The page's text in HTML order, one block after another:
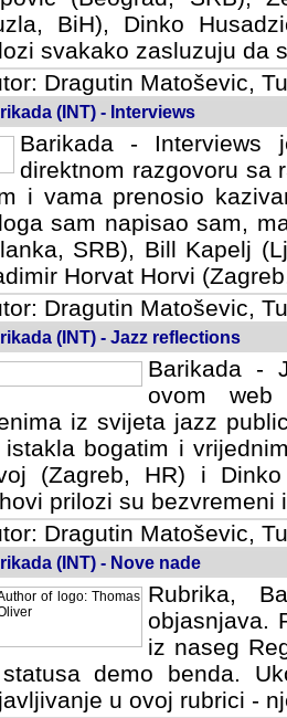
BiH), Dinko
svakako zasluzuju da
Dragutin Matoševic,
(INT) - Interviews
Barikada -
direktnom razgovoru sa
i vama prenosio
sam napisao sam,
SRB), Bill Kapelj
Horvat Horvi
Dragutin Matoševic,
(INT) - Jazz reflections
Barikada -
ovom web
iz svijeta jazz
bogatim i
(Zagreb, HR) i
prilozi su bezvremeni
Dragutin Matoševic,
(INT) - Nove nade
Rubrika,
objasnjava.
iz naseg
demo benda.
u ovoj rubrici -